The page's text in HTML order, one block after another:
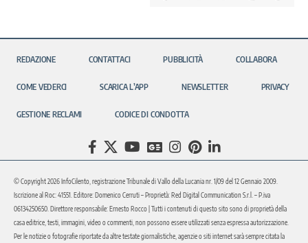
REDAZIONE CONTATTACI PUBBLICITÀ COLLABORA
COME VEDERCI SCARICA L’APP NEWSLETTER PRIVACY
GESTIONE RECLAMI CODICE DI CONDOTTA
© Copyright 2026 InfoCilento, registrazione Tribunale di Vallo della Lucania nr. 1/09 del 12 Gennaio 2009.
Iscrizione al Roc: 41551. Editore: Domenico Cerruti – Proprietà: Red Digital Communication S.r.l. – P.iva
06134250650. Direttore responsabile: Ernesto Rocco | Tutti i contenuti di questo sito sono di proprietà della
casa editrice, testi, immagini, video o commenti, non possono essere utilizzati senza espressa autorizzazione.
Per le notizie o fotografie riportate da altre testate giornalistiche, agenzie o siti internet sarà sempre citata la